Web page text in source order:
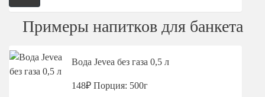
Примеры напитков для банкета
Вода Jevea без газа 0,5 л
148₽ Порция: 500г